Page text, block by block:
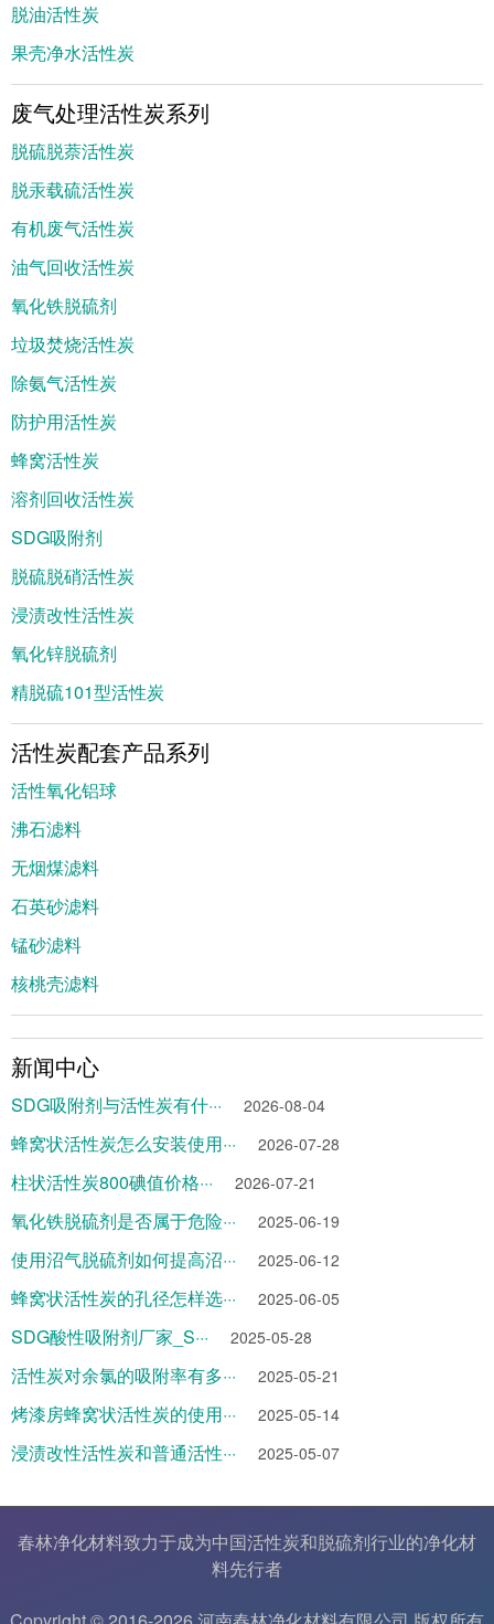
脱油活性炭
果壳净水活性炭
废气处理活性炭系列
脱硫脱萘活性炭
脱汞载硫活性炭
有机废气活性炭
油气回收活性炭
氧化铁脱硫剂
垃圾焚烧活性炭
除氨气活性炭
防护用活性炭
蜂窝活性炭
溶剂回收活性炭
SDG吸附剂
脱硫脱硝活性炭
浸渍改性活性炭
氧化锌脱硫剂
精脱硫101型活性炭
活性炭配套产品系列
活性氧化铝球
沸石滤料
无烟煤滤料
石英砂滤料
锰砂滤料
核桃壳滤料
新闻中心
SDG吸附剂与活性炭有什··· 2026-08-04
蜂窝状活性炭怎么安装使用··· 2026-07-28
柱状活性炭800碘值价格··· 2026-07-21
氧化铁脱硫剂是否属于危险··· 2025-06-19
使用沼气脱硫剂如何提高沼··· 2025-06-12
蜂窝状活性炭的孔径怎样选··· 2025-06-05
SDG酸性吸附剂厂家_S··· 2025-05-28
活性炭对余氯的吸附率有多··· 2025-05-21
烤漆房蜂窝状活性炭的使用··· 2025-05-14
浸渍改性活性炭和普通活性··· 2025-05-07
春林净化材料致力于成为中国活性炭和脱硫剂行业的净化材
料先行者